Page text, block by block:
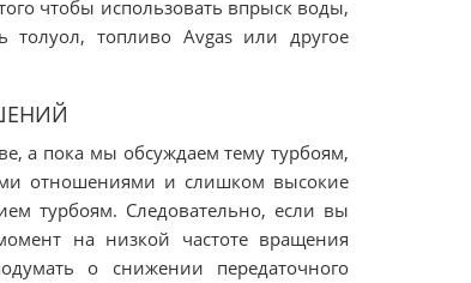
чтобы использовать впрыск воды,
толуол, топливо Avgas или другое
а пока мы обсуждаем тему турбоям,
отношениями и слишком высокие
турбоям. Следовательно, если вы
на низкой частоте вращения
о снижении передаточного